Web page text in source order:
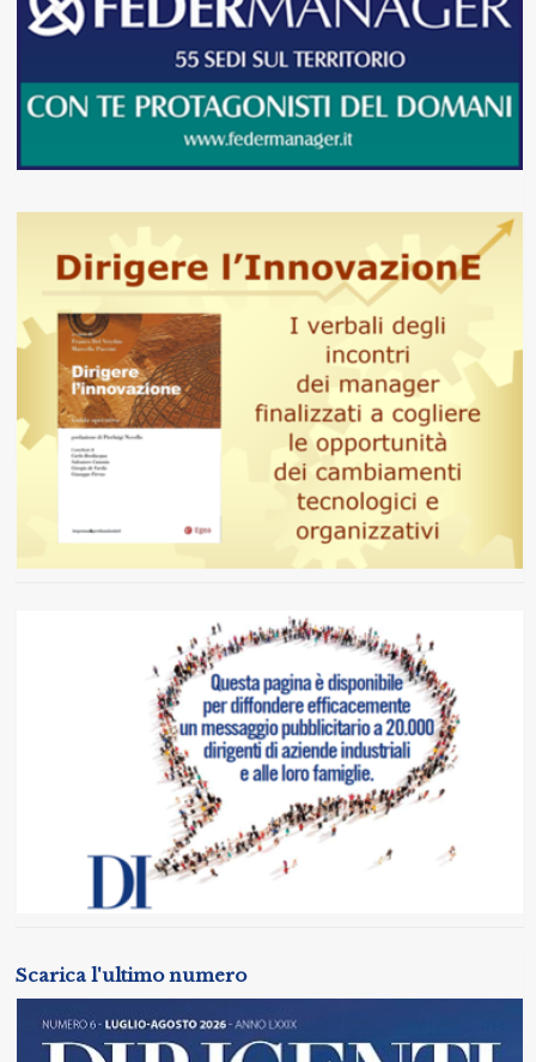
Scarica l'ultimo numero